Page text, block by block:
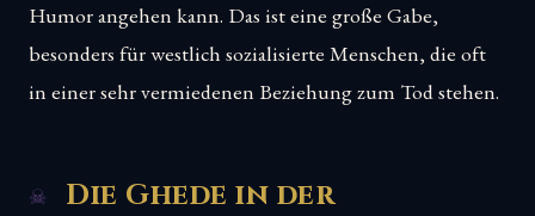
Humor angehen kann. Das ist eine große Gabe,
besonders für westlich sozialisierte Menschen, die oft
in einer sehr vermiedenen Beziehung zum Tod stehen.
Die Ghede in der